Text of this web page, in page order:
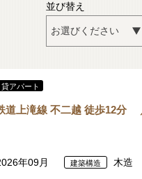
並び替え
貸アパート
道上滝線 不二越 徒歩12
年09月 建築構造 木造